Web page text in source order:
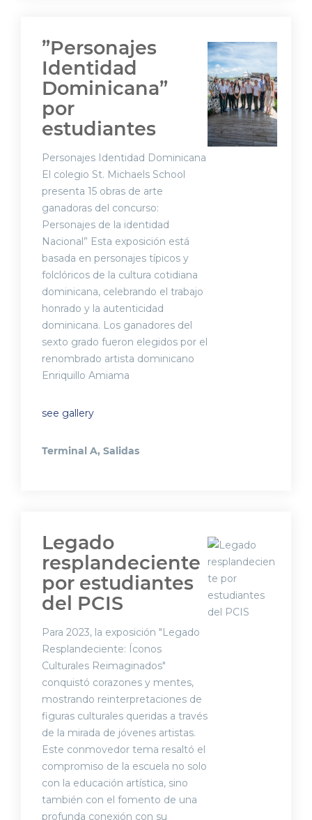
”Personajes
Identidad
Dominicana”
por
estudiantes
Personajes Identidad Dominicana
El colegio St. Michaels School
presenta 15 obras de arte
ganadoras del concurso:
Personajes de la identidad
Nacional” Esta exposición está
basada en personajes típicos y
folclóricos de la cultura cotidiana
dominicana, celebrando el trabajo
honrado y la autenticidad
dominicana. Los ganadores del
sexto grado fueron elegidos por el
renombrado artista dominicano
Enriquillo Amiama
see gallery
Terminal A, Salidas
Legado
resplandeciente
por estudiantes
del PCIS
Para 2023, la exposición "Legado
Resplandeciente: Íconos
Culturales Reimaginados"
conquistó corazones y mentes,
mostrando reinterpretaciones de
figuras culturales queridas a través
de la mirada de jóvenes artistas.
Este conmovedor tema resaltó el
compromiso de la escuela no solo
con la educación artística, sino
también con el fomento de una
profunda conexión con su